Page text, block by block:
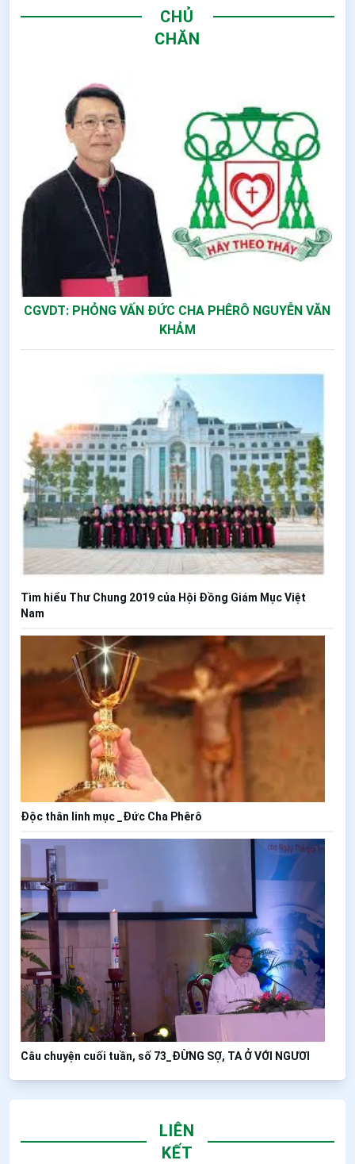
CHỦ
CHĂN
CGVDT: PHỎNG VẤN ĐỨC CHA PHÊRÔ NGUYỄN VĂN
KHẢM
Tìm hiểu Thư Chung 2019 của Hội Đồng Giám Mục Việt
Nam
Độc thân linh mục _Đức Cha Phêrô
Câu chuyện cuối tuần, số 73_ĐỪNG SỢ, TA Ở VỚI NGƯƠI
LIÊN
KẾT